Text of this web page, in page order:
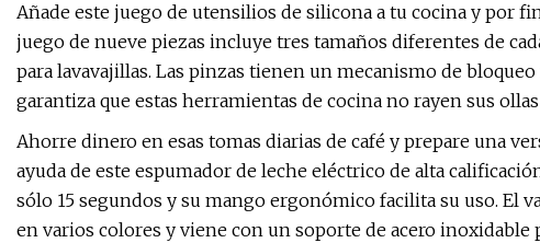
Añade este juego de utensilios de silicona a tu cocina y por
juego de nueve piezas incluye tres tamaños diferentes de
para lavavajillas. Las pinzas tienen un mecanismo de
garantiza que estas herramientas de cocina no rayen sus
Ahorre dinero en esas tomas diarias de café y prepare una
ayuda de este espumador de leche eléctrico de alta
sólo 15 segundos y su mango ergonómico facilita su uso. El
en varios colores y viene con un soporte de acero